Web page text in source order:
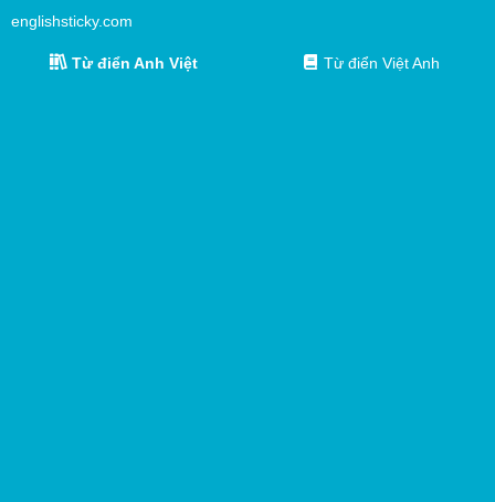
englishsticky.com
Từ điển Anh Việt Từ điển Việt Anh